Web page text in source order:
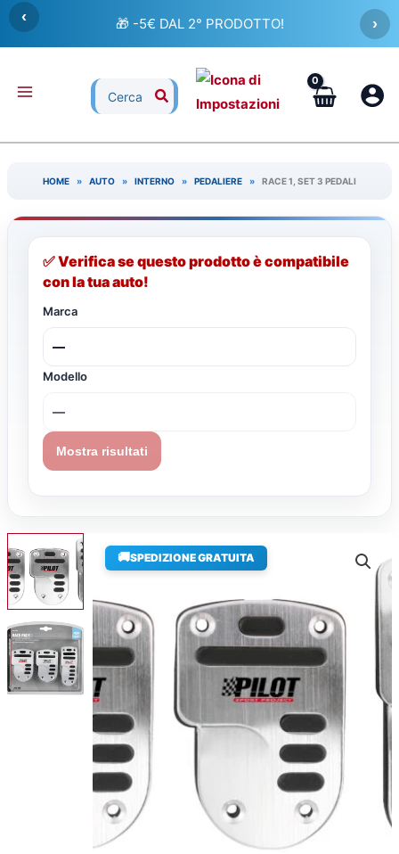
Vai
contenuto
‹ 🎁 -5€ DAL 2° PRODOTTO! ›
Ricerca
per:
HOME » AUTO » INTERNO » PEDALIERE » RACE 1, SET 3 PEDALI
✅ Verifica se questo prodotto è compatibile
con la tua auto!
Marca
Modello
Mostra risultati
🚚SPEDIZIONE GRATUITA